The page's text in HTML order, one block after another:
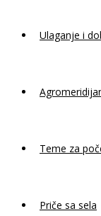
Ulaganje i
Teme za
Priče sa sela